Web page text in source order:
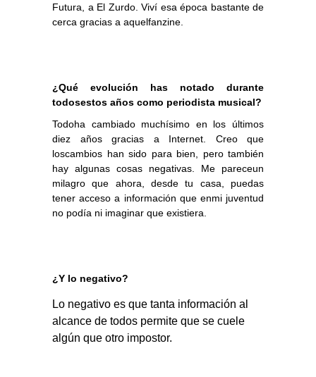
Futura, a El Zurdo. Viví esa época bastante de
cerca gracias a aquelfanzine.
¿Qué evolución has notado durante
todosestos años como periodista musical?
Todoha cambiado muchísimo en los últimos
diez años gracias a Internet. Creo que
loscambios han sido para bien, pero también
hay algunas cosas negativas. Me pareceun
milagro que ahora, desde tu casa, puedas
tener acceso a información que enmi juventud
no podía ni imaginar que existiera.
¿Y lo negativo?
Lo negativo es que tanta información al
alcance de todos permite que se cuele
algún que otro impostor.